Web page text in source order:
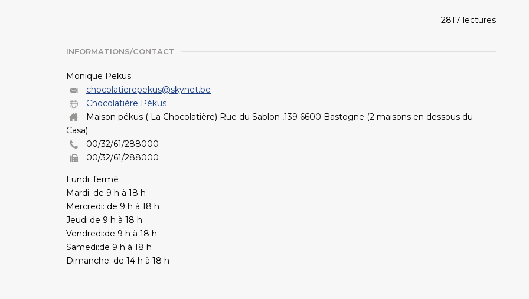
2817 lectures
INFORMATIONS/CONTACT
Monique Pekus
chocolatierepekus@skynet.be
Chocolatière Pékus
Maison pékus ( La Chocolatière) Rue du Sablon ,139 6600 Bastogne (2 maisons en dessous du
Casa)
00/32/61/288000
00/32/61/288000
Lundi: fermé
Mardi: de 9 h à 18 h
Mercredi: de 9 h à 18 h
Jeudi:de 9 h à 18 h
Vendredi:de 9 h à 18 h
Samedi:de 9 h à 18 h
Dimanche: de 14 h à 18 h
: